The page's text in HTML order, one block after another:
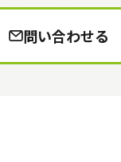
問い合わせる